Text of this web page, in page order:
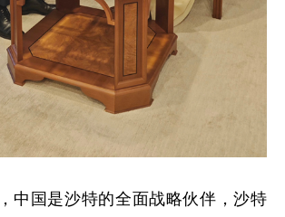
中国是沙特的全面战略伙伴，沙特